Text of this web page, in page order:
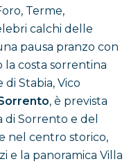
Terme,
calchi delle
pausa pranzo con
costa sorrentina
Stabia, Vico
, è prevista
di Sorrento e del
nel centro storico,
e la panoramica Villa